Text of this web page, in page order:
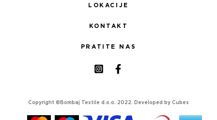
LOKACIJE
KONTAKT
PRATITE NAS
Copyright ©Bombaj Textile d.o.o. 2022. Developed by Cubes